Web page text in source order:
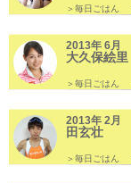
＞毎日ごはん
2013年 6月
大久保絵里
＞毎日ごはん
2013年 2月
田玄壮
＞毎日ごはん